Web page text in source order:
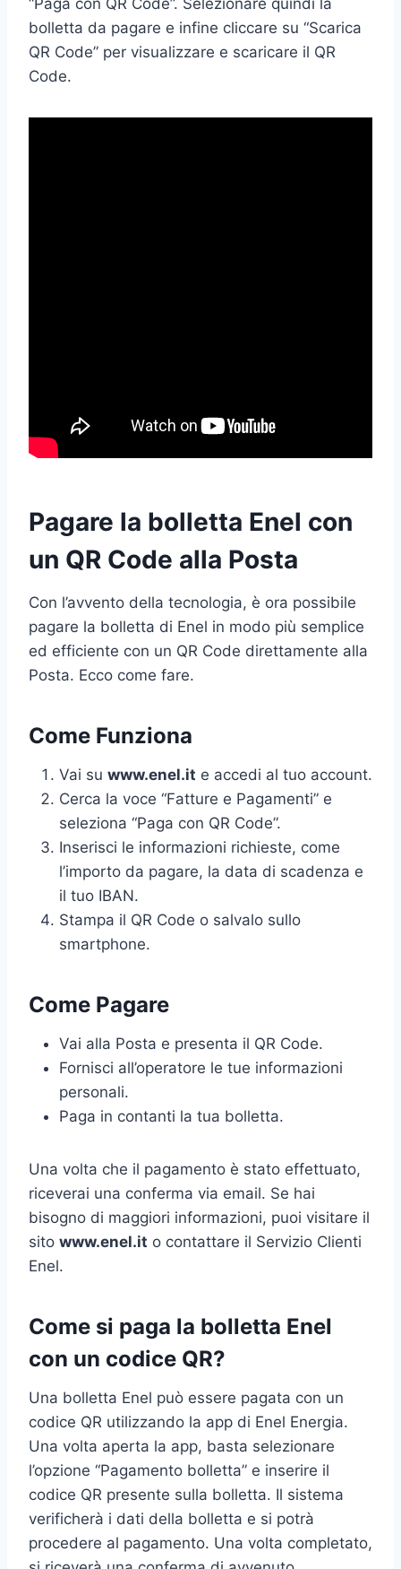
bolletta da pagare e infine cliccare su “Scarica
QR Code” per visualizzare e scaricare il QR
Code.
Pagare la bolletta Enel con
un QR Code alla Posta
Con l’avvento della tecnologia, è ora possibile
pagare la bolletta di Enel in modo più semplice
ed efficiente con un QR Code direttamente alla
Posta. Ecco come fare.
Come Funziona
Vai su www.enel.it e accedi al tuo account.
Cerca la voce “Fatture e Pagamenti” e
seleziona “Paga con QR Code”.
Inserisci le informazioni richieste, come
l’importo da pagare, la data di scadenza e
il tuo IBAN.
Stampa il QR Code o salvalo sullo
smartphone.
Come Pagare
Vai alla Posta e presenta il QR Code.
Fornisci all’operatore le tue informazioni
personali.
Paga in contanti la tua bolletta.
Una volta che il pagamento è stato effettuato,
riceverai una conferma via email. Se hai
bisogno di maggiori informazioni, puoi visitare il
sito www.enel.it o contattare il Servizio Clienti
Enel.
Come si paga la bolletta Enel
con un codice QR?
Una bolletta Enel può essere pagata con un
codice QR utilizzando la app di Enel Energia.
Una volta aperta la app, basta selezionare
l’opzione “Pagamento bolletta” e inserire il
codice QR presente sulla bolletta. Il sistema
verificherà i dati della bolletta e si potrà
procedere al pagamento. Una volta completato,